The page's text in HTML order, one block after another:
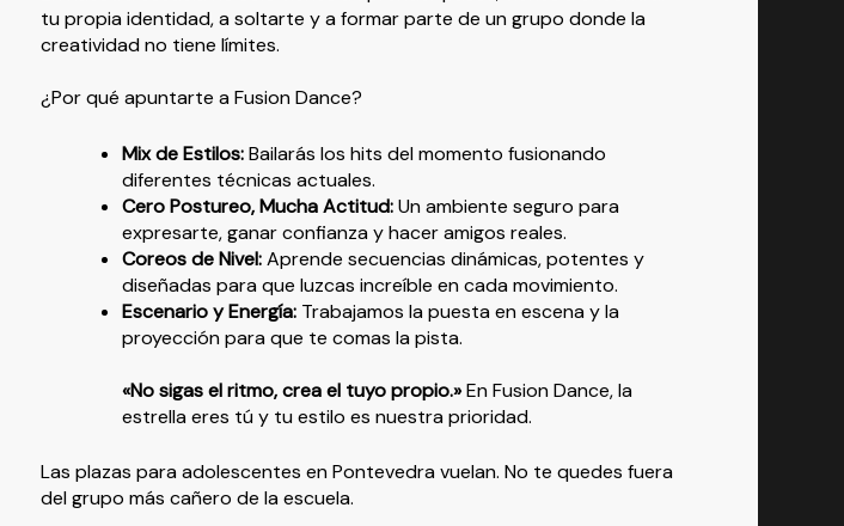
tu propia identidad, a soltarte y a formar parte de un grupo donde la
creatividad no tiene límites.
¿Por qué apuntarte a Fusion Dance?
Mix de Estilos:Bailarás los hits del momento fusionando
diferentes técnicas actuales.
Cero Postureo, Mucha Actitud:Un ambiente seguro para
expresarte, ganar confianza y hacer amigos reales.
Coreos de Nivel:Aprende secuencias dinámicas, potentes y
diseñadas para que luzcas increíble en cada movimiento.
Escenario y Energía: Trabajamos la puesta en escena y la
proyección para que te comas la pista.
«No sigas el ritmo, crea el tuyo propio.»En Fusion Dance, la
estrella eres tú y tu estilo es nuestra prioridad.
Las plazas para adolescentes en Pontevedra vuelan. No te quedes fuera
del grupo más cañero de la escuela.